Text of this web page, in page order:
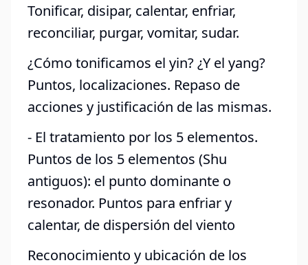
Tonificar, disipar, calentar, enfriar,
reconciliar, purgar, vomitar, sudar.
¿Cómo tonificamos el yin? ¿Y el yang?
Puntos, localizaciones. Repaso de
acciones y justificación de las mismas.
- El tratamiento por los 5 elementos.
Puntos de los 5 elementos (Shu
antiguos): el punto dominante o
resonador. Puntos para enfriar y
calentar, de dispersión del viento
Reconocimiento y ubicación de los